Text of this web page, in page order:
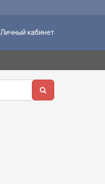
Личный кабинет